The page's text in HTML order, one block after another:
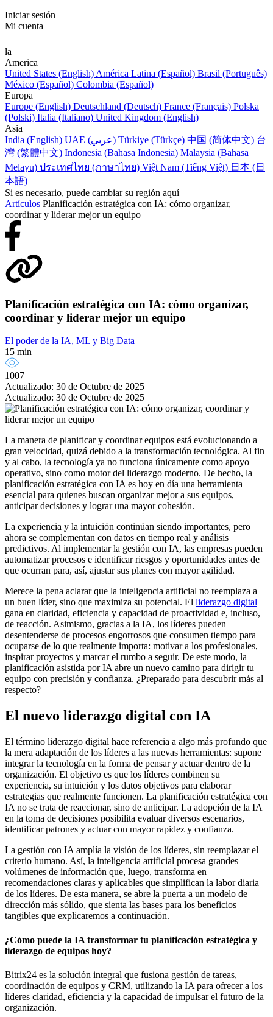
Iniciar sesión
Mi cuenta
la
America
United States (English) América Latina (Español) Brasil (Português)
México (Español) Colombia (Español)
Europa
Europe (English) Deutschland (Deutsch) France (Français) Polska
(Polski) Italia (Italiano) United Kingdom (English)
Asia
India (English)
UAE (عربي) Türkiye (Türkçe) 中国 (简体中文) 台
灣 (繁體中文) Indonesia (Bahasa Indonesia) Malaysia (Bahasa
Melayu) ประเทศไทย (ภาษาไทย) Việt Nam (Tiếng Việt) 日本 (日
本語)
Si es necesario, puede cambiar su región aquí
Artículos Planificación estratégica con IA: cómo organizar,
coordinar y liderar mejor un equipo
Planificación estratégica con IA: cómo organizar,
coordinar y liderar mejor un equipo
El poder de la IA, ML y Big Data
15 min
1007
Actualizado: 30 de Octubre de 2025
Actualizado: 30 de Octubre de 2025
La manera de planificar y coordinar equipos está evolucionando a
gran velocidad, quizá debido a la transformación tecnológica. Al fin
y al cabo, la tecnología ya no funciona únicamente como apoyo
operativo, sino como motor del liderazgo moderno. De hecho, la
planificación estratégica con IA es hoy en día una herramienta
esencial para quienes buscan organizar mejor a sus equipos,
anticipar decisiones y lograr una mayor cohesión.
La experiencia y la intuición continúan siendo importantes, pero
ahora se complementan con datos en tiempo real y análisis
predictivos. Al implementar la gestión con IA, las empresas pueden
automatizar procesos e identificar riesgos y oportunidades antes de
que ocurran para, así, ajustar sus planes con mayor agilidad.
Merece la pena aclarar que la inteligencia artificial no reemplaza a
un buen líder, sino que maximiza su potencial. El liderazgo digital
gana en claridad, eficiencia y capacidad de proactividad e, incluso,
de reacción. Asimismo, gracias a la IA, los líderes pueden
desentenderse de procesos engorrosos que consumen tiempo para
ocuparse de lo que realmente importa: motivar a los profesionales,
inspirar proyectos y marcar el rumbo a seguir. De este modo, la
planificación asistida por IA abre un nuevo camino para dirigir tu
equipo con precisión y confianza. ¿Preparado para descubrir más al
respecto?
El nuevo liderazgo digital con IA
El término liderazgo digital hace referencia a algo más profundo que
la mera adaptación de los líderes a las nuevas herramientas: supone
integrar la tecnología en la forma de pensar y actuar dentro de la
organización. El objetivo es que los líderes combinen su
experiencia, su intuición y los datos objetivos para elaborar
estrategias que realmente funcionen. La planificación estratégica con
IA no se trata de reaccionar, sino de anticipar. La adopción de la IA
en la toma de decisiones posibilita evaluar diversos escenarios,
identificar patrones y actuar con mayor rapidez y confianza.
La gestión con IA amplía la visión de los líderes, sin reemplazar el
criterio humano. Así, la inteligencia artificial procesa grandes
volúmenes de información que, luego, transforma en
recomendaciones claras y aplicables que simplifican la labor diaria
de los líderes. De esta manera, se abre la puerta a un modelo de
dirección más sólido, que sienta las bases para los beneficios
tangibles que explicaremos a continuación.
¿Cómo puede la IA transformar tu planificación estratégica y
liderazgo de equipos hoy?
Bitrix24 es la solución integral que fusiona gestión de tareas,
coordinación de equipos y CRM, utilizando la IA para ofrecer a los
líderes claridad, eficiencia y la capacidad de impulsar el futuro de la
organización.